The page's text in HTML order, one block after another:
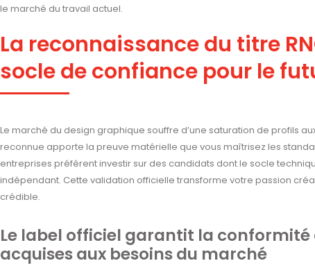
le marché du travail actuel.
La reconnaissance du titre
socle de confiance pour le
Le marché du design graphique souffre d’une saturation de profils
reconnue apporte la preuve matérielle que vous maîtrisez les
entreprises préfèrent investir sur des candidats dont le socle
indépendant. Cette validation officielle transforme votre passion
crédible.
Le label officiel garantit la conformité
acquises aux besoins du marché